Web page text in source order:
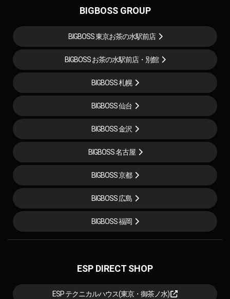
BIGBOSS GROUP
BIGBOSS 東京お茶の水駅前店
BIGBOSS お茶の水駅前店・別館
BIGBOSS 札幌
BIGBOSS 仙台
BIGBOSS 金沢
BIGBOSS 名古屋
BIGBOSS 京都
BIGBOSS 広島
BIGBOSS 福岡
ESP DIRECT SHOP
ESP テクニカルハウス(東京・御茶ノ水)